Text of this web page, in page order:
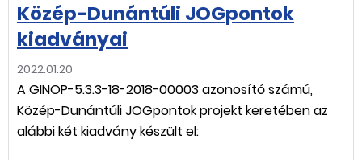
Közép-Dunántúli JOGpontok
kiadványai
2022.01.20
A GINOP-5.3.3-18-2018-00003 azonosító számú,
Közép-Dunántúli JOGpontok projekt keretében az
alábbi két kiadvány készült el: